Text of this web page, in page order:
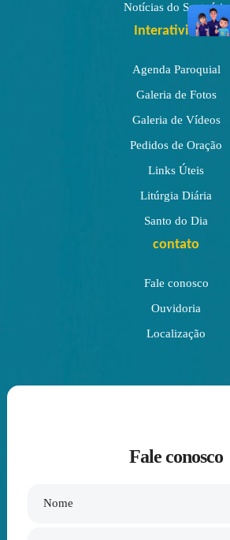
Notícias do Santuário
Interatividade
Agenda Paroquial
Galeria de Fotos
Galeria de Vídeos
Pedidos de Oração
Links Úteis
Litúrgia Diária
Santo do Dia
contato
Fale conosco
Ouvidoria
Localização
Fale conosco